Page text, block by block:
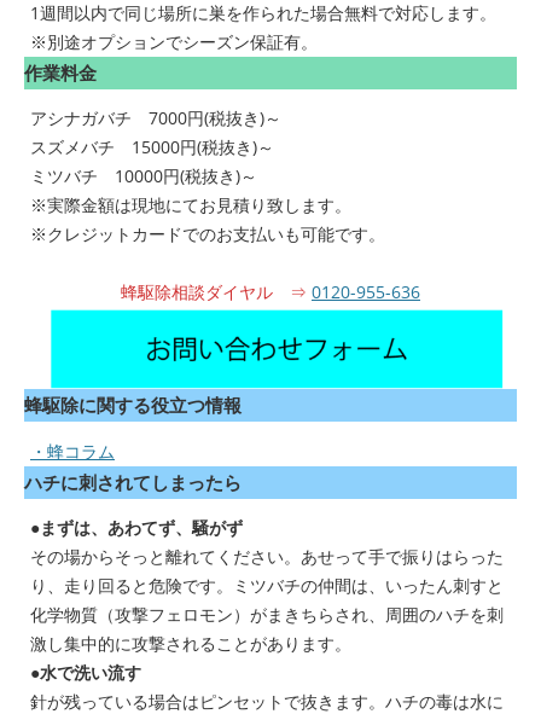
1週間以内で同じ場所に巣を作られた場合無料で対応します。
※別途オプションでシーズン保証有。
作業料金
アシナガバチ 7000円(税抜き)～
スズメバチ 15000円(税抜き)～
ミツバチ 10000円(税抜き)～
※実際金額は現地にてお見積り致します。
※クレジットカードでのお支払いも可能です。
蜂駆除相談ダイヤル ⇒ 0120-955-636
蜂駆除に関する役立つ情報
・蜂コラム
ハチに刺されてしまったら
●まずは、あわてず、騒がず
その場からそっと離れてください。あせって手で振りはらった
り、走り回ると危険です。ミツバチの仲間は、いったん刺すと
化学物質（攻撃フェロモン）がまきちらされ、周囲のハチを刺
激し集中的に攻撃されることがあります。
●水で洗い流す
針が残っている場合はピンセットで抜きます。ハチの毒は水に